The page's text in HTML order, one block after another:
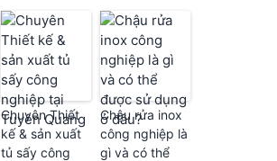
Chuyên Thiết
kế & sản xuất
tủ sấy công
Chậu rửa inox
công nghiệp là
gì và có thể